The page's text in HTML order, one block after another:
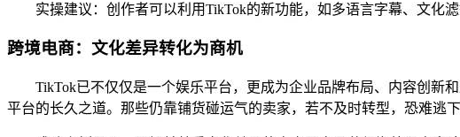
实操建议：创作者可以利用TikTok的新功能，如多语言字幕、文化
跨境电商：文化差异转化为商机
TikTok已不仅仅是一个娱乐平台，更成为企业品牌布局、内容创新
平台的长久之道。那些仍靠铺货碰运气的卖家，若不及时转型，恐难逃下